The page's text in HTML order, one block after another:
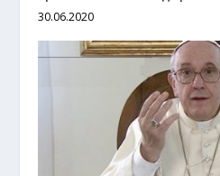
30.06.2020